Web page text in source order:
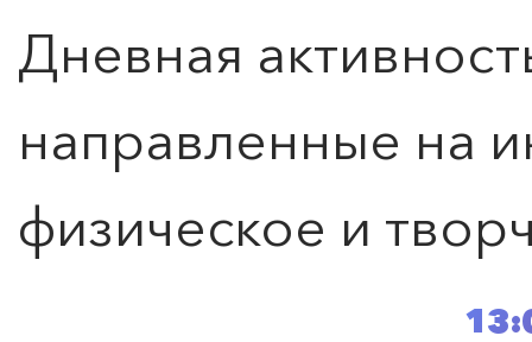
Дневная
направленные на
физическое и